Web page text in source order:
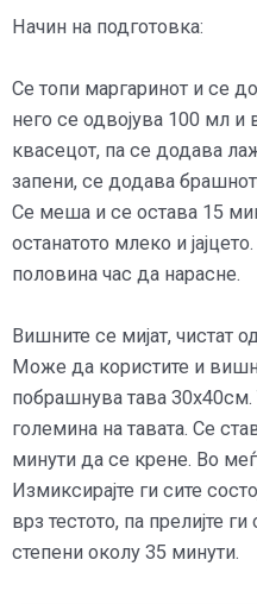
Начин на подготовка:
Се топи маргаринот и се
него се одвојува 100 мл и
квасецот, па се додава
запени, се додава
Се меша и се остава 15
останатото млеко и
половина час да нарасне.
Вишните се мијат, чистат
Може да користите и
побрашнува тава
големина на тавата. Се
минути да се крене. Во
Измиксирајте ги сите
врз тестото, па прелијте
степени околу 35 минути.